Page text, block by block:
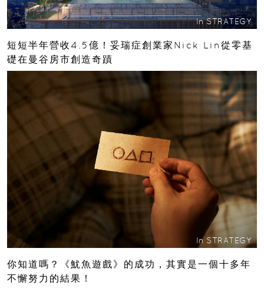
In STRATEGY
短短半年營收4.5億！妥瑞症創業家Nick Lin從零基
礎在曼谷房市創造奇蹟
In STRATEGY
你知道嗎？《魷魚遊戲》的成功，其實是一個十多年
不懈努力的結果！